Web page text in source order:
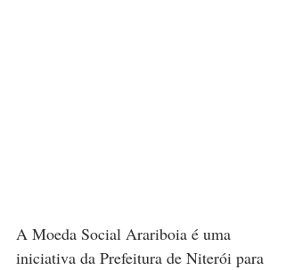
A Moeda Social Arariboia é uma
iniciativa da Prefeitura de Niterói para